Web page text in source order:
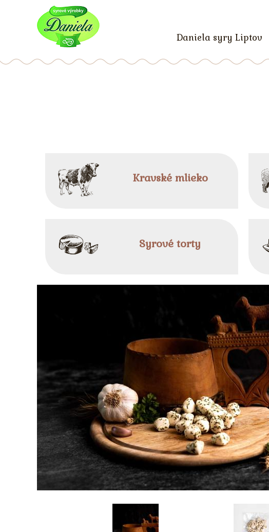
Daniela syry Liptov
Kravské mlieko
Syrové torty